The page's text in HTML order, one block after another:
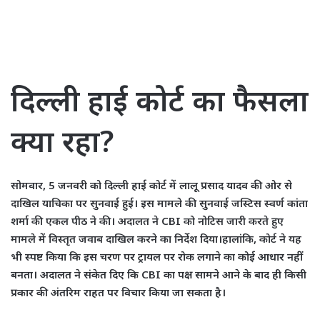
दिल्ली हाई कोर्ट का फैसला
क्या रहा?
सोमवार, 5 जनवरी को दिल्ली हाई कोर्ट में लालू प्रसाद यादव की ओर से
दाखिल याचिका पर सुनवाई हुई। इस मामले की सुनवाई जस्टिस स्वर्ण कांता
शर्मा की एकल पीठ ने की। अदालत ने CBI को नोटिस जारी करते हुए
मामले में विस्तृत जवाब दाखिल करने का निर्देश दिया।हालांकि, कोर्ट ने यह
भी स्पष्ट किया कि इस चरण पर ट्रायल पर रोक लगाने का कोई आधार नहीं
बनता। अदालत ने संकेत दिए कि CBI का पक्ष सामने आने के बाद ही किसी
प्रकार की अंतरिम राहत पर विचार किया जा सकता है।